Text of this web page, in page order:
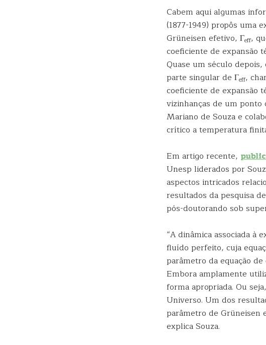
Cabem aqui algumas
(1877-1949) propôs uma
Grüneisen efetivo, Γeff,
coeficiente de expansão
Quase um século
parte singular de Γeff,
coeficiente de expansão
vizinhanças de um
Mariano de Souza e
crítico a temperatura
Em artigo recente,
Unesp liderados por
aspectos intricados
resultados da pesquisa
pós-doutorando sob
“A dinâmica associada à
fluído perfeito, cuja
parâmetro da equação
Embora amplamente
forma apropriada. Ou
Universo. Um dos
parâmetro de Grüneisen
explica Souza.